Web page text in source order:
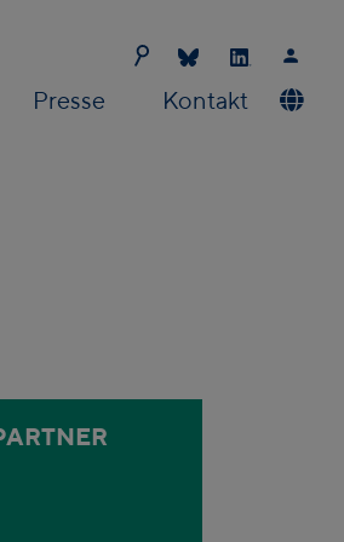
Presse Kontakt